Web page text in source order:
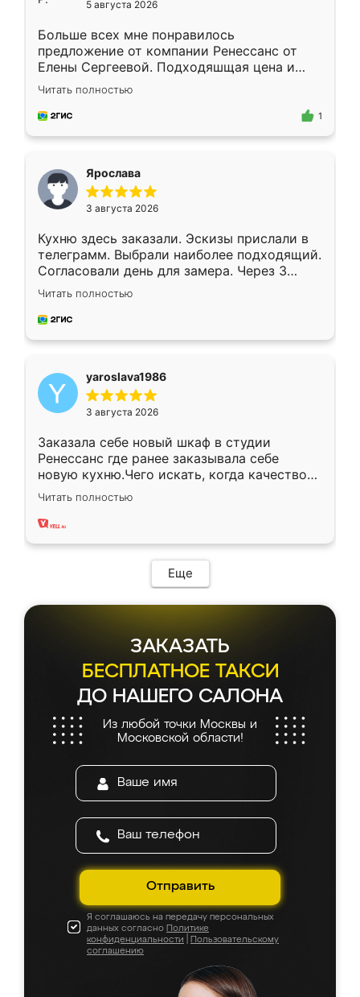
5 августа 2026
Больше всех мне понравилось
предложение от компании Ренессанс от
Елены Сергеевой. Подходяшщая цена и
короткие сроки изготовления. Приехавший
для замера сотрудник Владислав
предложил по моему эскизу самый
Читать полностью
1
Ярослава
3 августа 2026
Кухню здесь заказали. Эскизы прислали в
телеграмм. Выбрали наиболее подходящий.
Согласовали день для замера. Через 3
недели кухня была уже готова. Остались
довольны работой. Спасибо Ренессанс
мебель за качественную работу!
Читать полностью
yaroslava1986
3 августа 2026
Заказала себе новый шкаф в студии
Ренессанс где ранее заказывала себе
новую кухню.Чего искать, когда качеством
вполне довольна. Служит кухня уже почти
два года, нареканий нет.
Читать полностью
Еще
ЗАКАЗАТЬ
БЕСПЛАТНОЕ ТАКСИ
ДО НАШЕГО САЛОНА
Из любой точки Москвы и
Московской области!
Отправить
Я соглашаюсь на передачу персональных
данных согласно Политике
конфиденциальности
Пользовательскому
соглашению